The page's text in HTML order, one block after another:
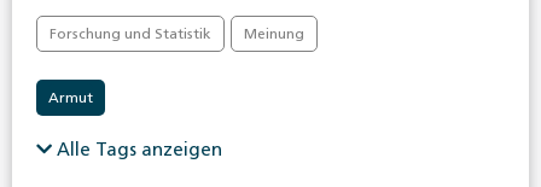
Forschung und Statistik Meinung
Armut
Alle Tags anzeigen